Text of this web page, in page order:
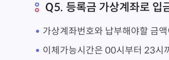
Q5. 등록금 가상계좌로 입
가상계좌번호와 납부해야할 금
이체가능시간은 00시부터 23시